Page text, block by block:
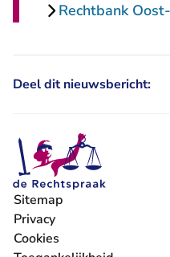
Rechtbank
Deel dit nieuwsbericht:
Sitemap
Privacy
Cookies